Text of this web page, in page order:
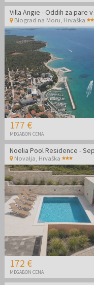
Biograd na Moru, Hrvaška
177 €
MEGABON CENA
Novalja, Hrvaška
172 €
MEGABON CENA